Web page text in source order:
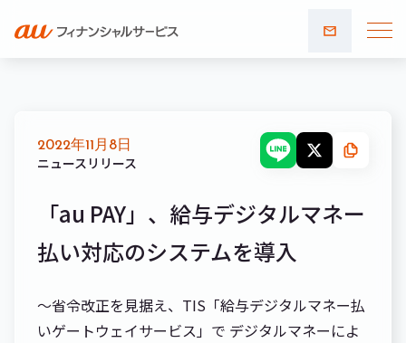
合わせ
2022年11月8日
ニュースリリース
「au PAY」、給与デジタルマネー
払い対応のシステムを導入
～省令改正を見据え、TIS「給与デジタルマネー払
いゲートウェイサービス」で デジタルマネーによ